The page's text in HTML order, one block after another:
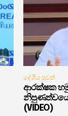
දේශීය පුවත්
ආරක්ෂක
(VIDEO)